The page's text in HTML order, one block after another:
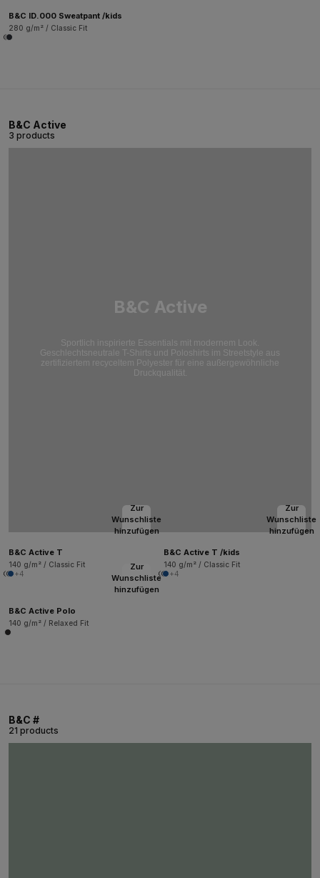
B&C ID.000 Sweatpant /kids
280 g/m² / Classic Fit
B&C Active
3 products
B&C Active
Sportlich inspirierte Essentials mit modernem Look.
Geschlechtsneutrale T-Shirts und Poloshirts im Streetstyle aus
zertifiziertem recyceltem Polyester für eine außergewöhnliche
Druckqualität.
Zur
Wunschliste
hinzufügen
B&C Active T
140 g/m² / Classic Fit
+4
Zur
Wunschliste
hinzufügen
B&C Active T /kids
140 g/m² / Classic Fit
+4
Zur
Wunschliste
hinzufügen
B&C Active Polo
140 g/m² / Relaxed Fit
B&C #
21 products